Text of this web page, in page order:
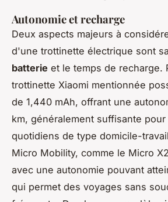
Autonomie et recharge
Deux aspects majeurs à
d'une trottinette électrique sont sa
batterie et le temps de recharge.
trottinette Xiaomi mentionnée
de 1,440 mAh, offrant une
km, généralement suffisante
quotidiens de type domicile-
Micro Mobility, comme le Micro
avec une autonomie pouvant
qui permet des voyages sans